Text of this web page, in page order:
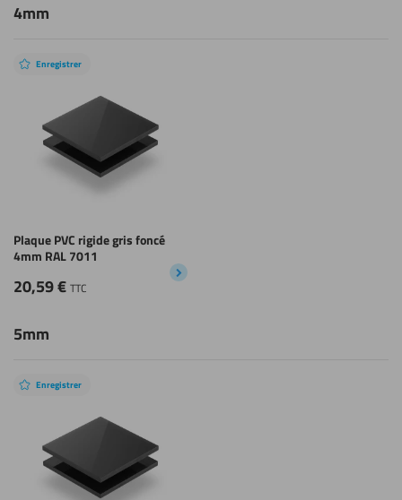
4mm
Enregistrer
Plaque PVC rigide gris foncé
4mm RAL 7011
20,59€ TTC
5mm
Enregistrer